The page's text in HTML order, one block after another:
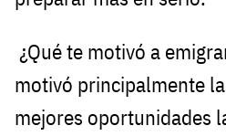
¿Qué te motivó a
motivó principalmente
mejores oportunidades